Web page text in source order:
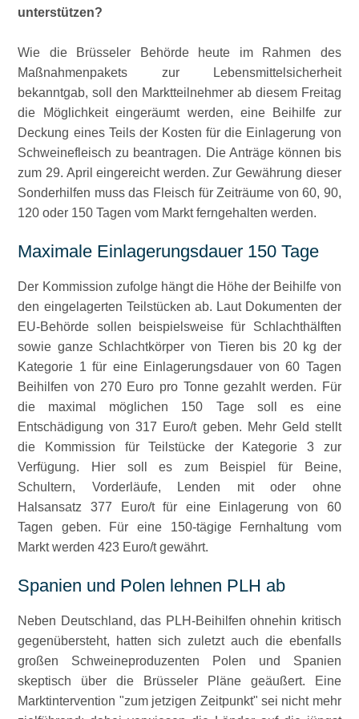
unterstützen?
Wie die Brüsseler Behörde heute im Rahmen des
Maßnahmenpakets zur Lebensmittelsicherheit
bekanntgab, soll den Marktteilnehmer ab diesem Freitag
die Möglichkeit eingeräumt werden, eine Beihilfe zur
Deckung eines Teils der Kosten für die Einlagerung von
Schweinefleisch zu beantragen. Die Anträge können bis
zum 29. April eingereicht werden. Zur Gewährung dieser
Sonderhilfen muss das Fleisch für Zeiträume von 60, 90,
120 oder 150 Tagen vom Markt ferngehalten werden.
Maximale Einlagerungsdauer 150 Tage
Der Kommission zufolge hängt die Höhe der Beihilfe von
den eingelagerten Teilstücken ab. Laut Dokumenten der
EU-Behörde sollen beispielsweise für Schlachthälften
sowie ganze Schlachtkörper von Tieren bis 20 kg der
Kategorie 1 für eine Einlagerungsdauer von 60 Tagen
Beihilfen von 270 Euro pro Tonne gezahlt werden. Für
die maximal möglichen 150 Tage soll es eine
Entschädigung von 317 Euro/t geben. Mehr Geld stellt
die Kommission für Teilstücke der Kategorie 3 zur
Verfügung. Hier soll es zum Beispiel für Beine,
Schultern, Vorderläufe, Lenden mit oder ohne
Halsansatz 377 Euro/t für eine Einlagerung von 60
Tagen geben. Für eine 150-tägige Fernhaltung vom
Markt werden 423 Euro/t gewährt.
Spanien und Polen lehnen PLH ab
Neben Deutschland, das PLH-Beihilfen ohnehin kritisch
gegenübersteht, hatten sich zuletzt auch die ebenfalls
großen Schweineproduzenten Polen und Spanien
skeptisch über die Brüsseler Pläne geäußert. Eine
Marktintervention
zum jetzigen Zeitpunkt
sei nicht mehr